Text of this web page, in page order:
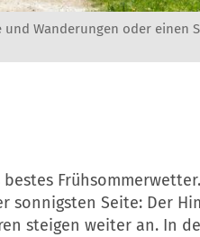
Wanderungen oder einen
sonnigsten Seite: Der
steigen weiter an. In